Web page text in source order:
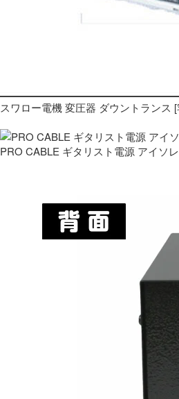
スワロー電機 変圧器 ダウントランス
PRO CABLE ギタリスト電源 アイソ